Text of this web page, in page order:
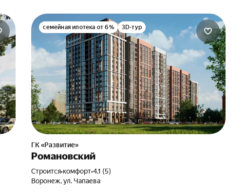
семейная ипотека от 6% 3D-тур
ГК «Развитие»
Романовский
Строится•комфорт•4.1 (5)
Воронеж, ул. Чапаева